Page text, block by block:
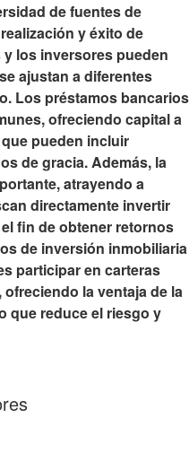
de fuentes de
y éxito de
los inversores pueden
ajustan a diferentes
Los préstamos bancarios
ofreciendo capital a
pueden incluir
de gracia. Además, la
atrayendo a
directamente invertir
fin de obtener retornos
de inversión inmobiliaria
participar en carteras
la ventaja de la
que reduce el riesgo y